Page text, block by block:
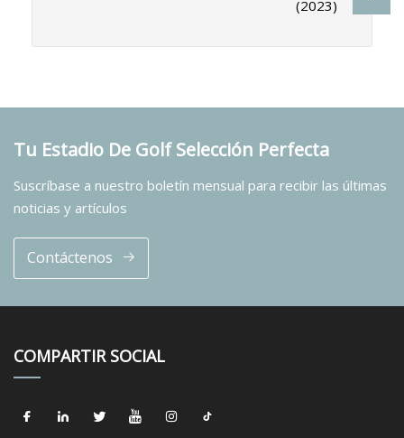
(2023)
Tu Estadio De Golf Selección Perfecta
Suscríbase a nuestro boletín mensual para recibir las últimas
noticias y artículos
Contáctenos
COMPARTIR SOCIAL